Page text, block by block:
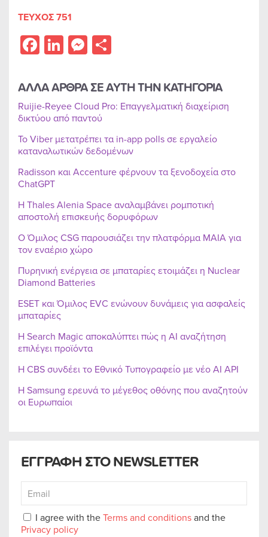
ΕΓΓΡΑΦΗ ΣΤΟ NEWSLETTER
I agree with theTerms and conditionsand the
Privacy policy
ΤΕΥΧΟΣ 751
Facebook
LinkedIn
Messenger
ΑΛΛΑ ΑΡΘΡΑ ΣΕ ΑΥΤΗ ΤΗΝ ΚΑΤΗΓΟΡΙΑ
Ruijie-Reyee Cloud Pro: Επαγγελματική διαχείριση
δικτύου από παντού
Το Viber μετατρέπει τα in-app polls σε εργαλείο
καταναλωτικών δεδομένων
Radisson και Accenture φέρνουν τα ξενοδοχεία στο
ChatGPT
Η Thales Alenia Space αναλαμβάνει ρομποτική
αποστολή επισκευής δορυφόρων
Ο Όμιλος CSG παρουσιάζει την πλατφόρμα MAIA για
τον εναέριο χώρο
Πυρηνική ενέργεια σε μπαταρίες ετοιμάζει η Nuclear
Diamond Batteries
ESET και Όμιλος EVC ενώνουν δυνάμεις για ασφαλείς
μπαταρίες
Η Search Magic αποκαλύπτει πώς η AI αναζήτηση
επιλέγει προϊόντα
Η CBS συνδέει το Εθνικό Τυπογραφείο με νέο AI API
Η Samsung ερευνά το μέγεθος οθόνης που αναζητούν
οι Ευρωπαίοι